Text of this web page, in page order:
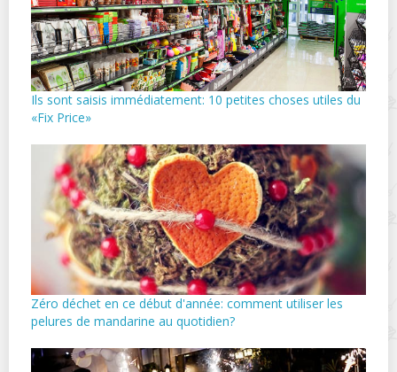
Ils sont saisis immédiatement: 10 petites choses utiles du
«Fix Price»
Zéro déchet en ce début d'année: comment utiliser les
pelures de mandarine au quotidien?